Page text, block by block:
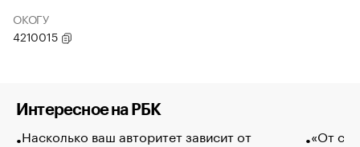
ОКОГУ
4210015
Интересное на РБК
Насколько ваш авторитет зависит от
«От